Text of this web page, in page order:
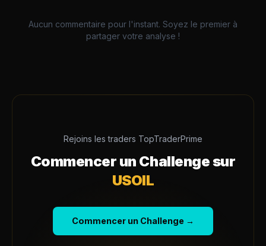
Aucun commentaire pour l'instant. Soyez le premier à
partager votre analyse !
Rejoins les traders TopTraderPrime
Commencer un Challenge sur
USOIL
Commencer un Challenge →